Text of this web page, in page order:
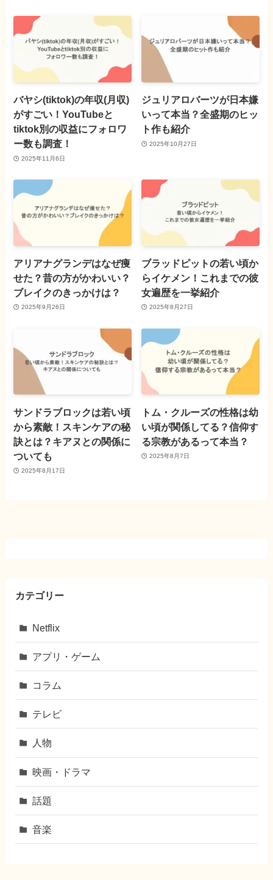
バヤシ(tiktok)の年収(月収)
がすごい！YouTubeと
tiktok別の収益にフォロワ
ー数も調査！
2025年11月6日
ジュリアロバーツが日本嫌
いって本当？全盛期のヒッ
ト作も紹介
2025年10月27日
アリアナグランデはなぜ痩
せた？昔の方がかわいい？
ブレイクのきっかけは？
2025年9月26日
ブラッドピットの若い頃か
らイケメン！これまでの彼
女遍歴を一挙紹介
2025年8月27日
サンドラブロックは若い頃
から素敵！スキンケアの秘
訣とは？キアヌとの関係に
ついても
2025年8月17日
トム・クルーズの性格は幼
い頃が関係してる？信仰す
る宗教があるって本当？
2025年8月7日
カテゴリー
Netflix
アプリ・ゲーム
コラム
テレビ
人物
映画・ドラマ
話題
音楽